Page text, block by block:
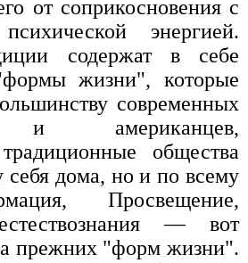
от соприкосновения с
энергией.
содержат в себе
жизни", которые
современных
и американцев,
общества
себя дома, но и по всему
Просвещение,
— вот
прежних "форм жизни".